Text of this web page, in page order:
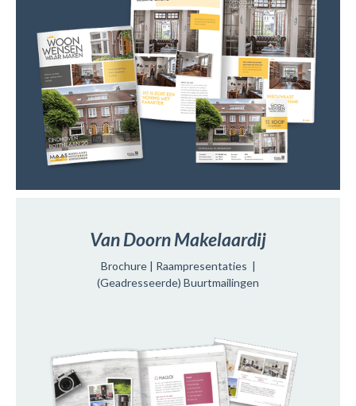
Van Doorn Makelaardij
Brochure | Raampresentaties |
(Geadresseerde) Buurtmailingen